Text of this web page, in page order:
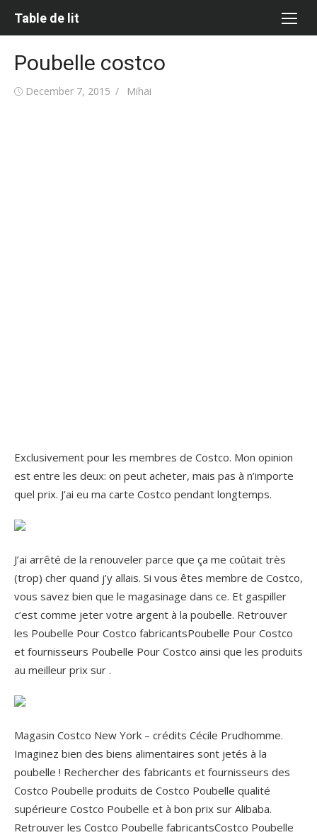
Table de lit
Poubelle costco
Posted
December 7, 2015 Author
Mihai
Exclusivement pour les membres de Costco. Mon opinion
est entre les deux: on peut acheter, mais pas à n’importe
quel prix. J’ai eu ma carte Costco pendant longtemps.
J’ai arrêté de la renouveler parce que ça me coûtait très
(trop) cher quand j’y allais. Si vous êtes membre de Costco,
vous savez bien que le magasinage dans ce. Et gaspiller
c’est comme jeter votre argent à la poubelle. Retrouver
les Poubelle Pour Costco fabricantsPoubelle Pour Costco
et fournisseurs Poubelle Pour Costco ainsi que les produits
au meilleur prix sur .
Magasin Costco New York – crédits Cécile Prudhomme.
Imaginez bien des biens alimentaires sont jetés à la
poubelle ! Rechercher des fabricants et fournisseurs des
Costco Poubelle produits de Costco Poubelle qualité
supérieure Costco Poubelle et à bon prix sur Alibaba.
Retrouver les Costco Poubelle fabricantsCostco Poubelle